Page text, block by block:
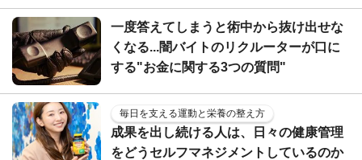
一度答えてしまうと術中から抜け出せな
くなる...闇バイトのリクルーターが口に
する"お金に関する3つの質問"
毎日を支える運動と栄養の整え方
成果を出し続ける人は、日々の健康管理
をどうセルフマネジメントしているのか